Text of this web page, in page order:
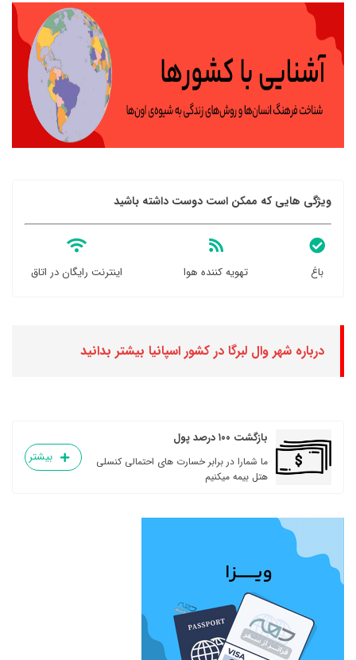
ویژگی هایی که ممکن است دوست داشته باشید
باغ تهویه کننده هوا اینترنت رایگان در اتاق
درباره شهر وال لبرگا در کشور اسپانیا بیشتر بدانید
بازگشت ۱۰۰ درصد پول
ما شمارا در برابر خسارت های احتمالی کنسلی
هتل بیمه میکنیم
بیشتر